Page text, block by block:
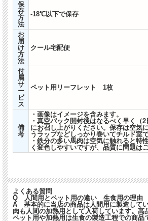
国産の新鮮な馬肉をわんちゃ
できる限り赤身肉を選別してい
れる真空パック及び急速冷凍処
なります
スジ肉は含まれます。脂はでき
ますが多少は含まれ
馬の脂は善玉コレステロールの
必須脂肪酸はコレステロール値
環を良くしたりする効果
保
存
方
法
-18℃以下で保存
お
届
け
方
法
クール宅配便
付
属
サ
ー
ビ
ス
ペット用リーフレット 1枚
備
考
・画像はイメージを含みます。
・真空パック開封後はなるべく早く（2
にお召し上がりください。保存は空気
うラップなどしっかり巻いてチルド室で
・鉄分の多い馬肉は空気に触れると特
く変色しやすいですが、品質に問題は
よくある質問
Q 人間用とペット用の違い 生食用の理由
A 基本的に当店の商品は人間用に製造して
肉も人間の加熱用として入荷しています。高
ペット用や加熱用は生食の製造工程での商品